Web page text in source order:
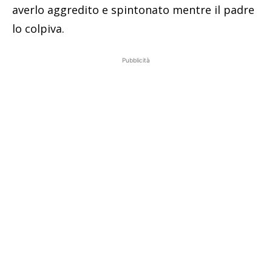
averlo aggredito e spintonato mentre il padre
lo colpiva.
Pubblicità